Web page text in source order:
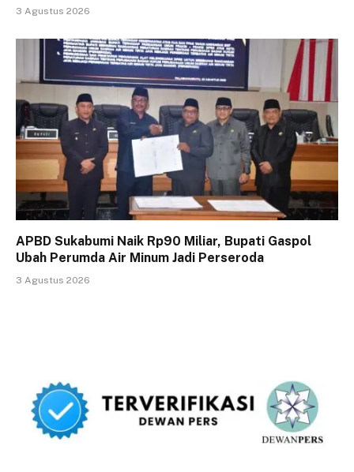
3 Agustus 2026
APBD Sukabumi Naik Rp90 Miliar, Bupati Gaspol
Ubah Perumda Air Minum Jadi Perseroda
3 Agustus 2026